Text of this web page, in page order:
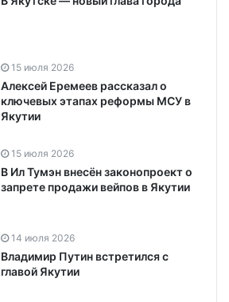
15 июля 2026
Алексей Еремеев рассказал о
ключевых этапах реформы МСУ в
Якутии
15 июля 2026
В Ил Тумэн внесён законопроект о
запрете продажи вейпов в Якутии
14 июля 2026
Владимир Путин встретился с
главой Якутии